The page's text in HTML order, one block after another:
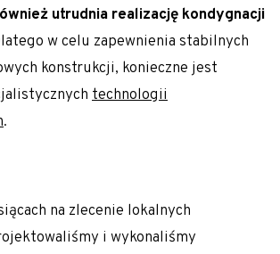
utrudnia realizację kondygnacji
w celu zapewnienia stabilnych
konstrukcji, konieczne jest
technologii
.
na zlecenie lokalnych
i wykonaliśmy